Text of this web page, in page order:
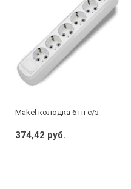
Makel колодка 6 гн с/з
374,42 руб.